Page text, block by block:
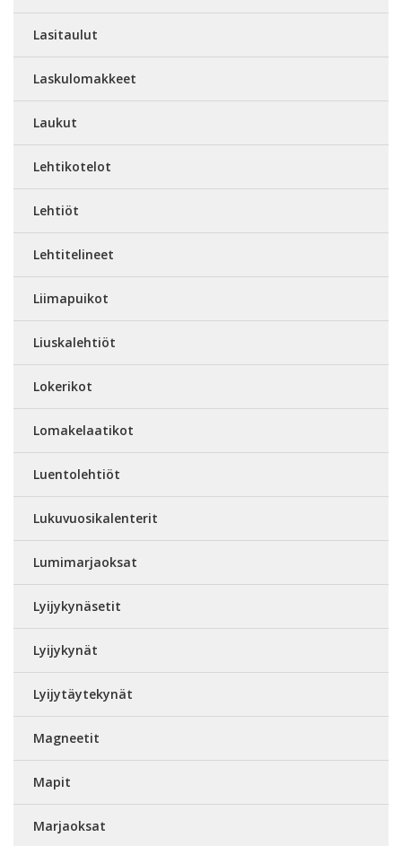
Lasitaulut
Laskulomakkeet
Laukut
Lehtikotelot
Lehtiöt
Lehtitelineet
Liimapuikot
Liuskalehtiöt
Lokerikot
Lomakelaatikot
Luentolehtiöt
Lukuvuosikalenterit
Lumimarjaoksat
Lyijykynäsetit
Lyijykynät
Lyijytäytekynät
Magneetit
Mapit
Marjaoksat